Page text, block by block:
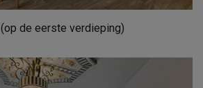
(op de eerste verdieping)